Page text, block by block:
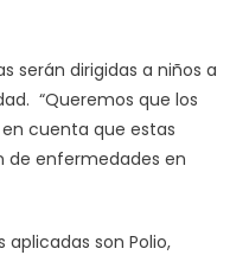
serán dirigidas a niños a
“Queremos que los
cuenta que estas
de enfermedades en
son Polio,